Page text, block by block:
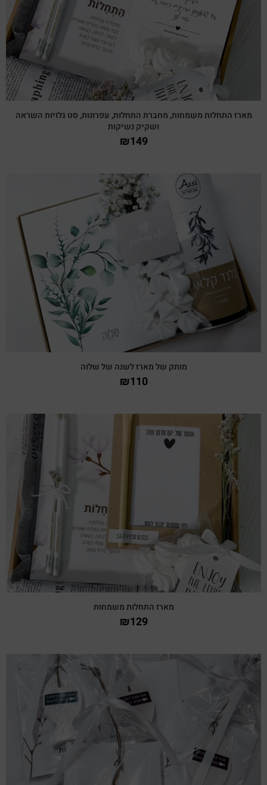
מארז התחלות משמחות, מחברת התחלות, עפרונות, סט גלויות השראה
ושקיק נשיקות
₪149
צפייה מהירה
מותק של מארז לשנה של שלוה
₪110
צפייה מהירה
מארז התחלות משמחות
₪129
צפייה מהירה